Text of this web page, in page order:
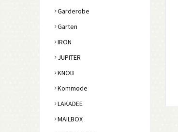
Garderobe
Garten
IRON
JUPITER
KNOB
Kommode
LAKADEE
MAILBOX